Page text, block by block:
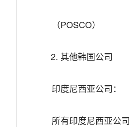
（POSCO）
2. 其他韩国公司
印度尼西亚公司：
所有印度尼西亚公司